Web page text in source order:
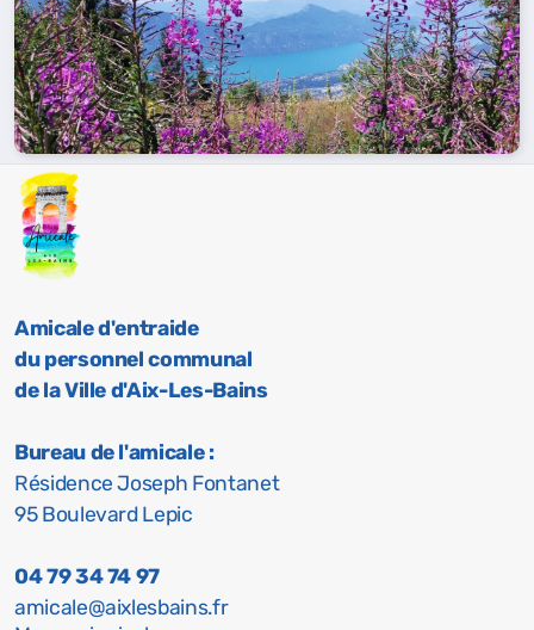
Amicale d'entraide
du personnel communal
de la Ville d'Aix-Les-Bains
Bureau de l'amicale :
Résidence Joseph Fontanet
95 Boulevard Lepic
04 79 34 74 97
amicale@aixlesbains.fr